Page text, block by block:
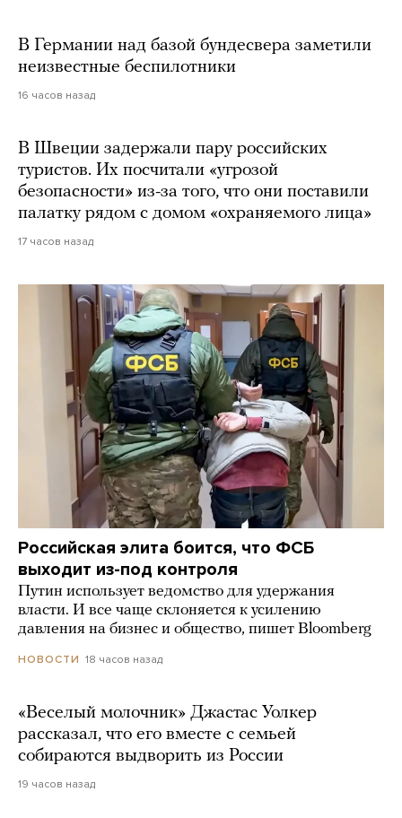
В Германии над базой бундесвера заметили
неизвестные беспилотники
16 часов назад
В Швеции задержали пару российских
туристов. Их посчитали «угрозой
безопасности» из-за того, что они поставили
палатку рядом с домом «охраняемого лица»
17 часов назад
Российская элита боится, что ФСБ
выходит из-под контроля
Путин использует ведомство для удержания
власти. И все чаще склоняется к усилению
давления на бизнес и общество, пишет Bloomberg
НОВОСТИ 18 часов назад
«Веселый молочник» Джастас Уолкер
рассказал, что его вместе с семьей
собираются выдворить из России
19 часов назад